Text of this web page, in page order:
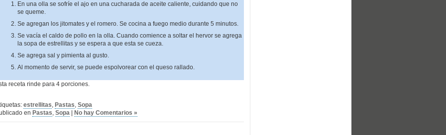
En una olla se sofríe el ajo en una cucharada de aceite caliente, cuidando que no
se queme.
Se agregan los jitomates y el romero. Se cocina a fuego medio durante 5 minutos.
Se vacía el caldo de pollo en la olla. Cuando comience a soltar el hervor se agrega
la sopa de estrellitas y se espera a que esta se cueza.
Se agrega sal y pimienta al gusto.
Al momento de servir, se puede espolvorear con el queso rallado.
receta rinde para 4 porciones.
estrellitas, Pastas, Sopa
en Pastas, Sopa No hay Comentarios »